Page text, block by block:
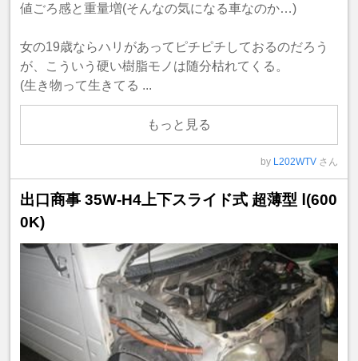
値ごろ感と重量増(そんなの気になる車なのか…)
女の19歳ならハリがあってピチピチしておるのだろう
が、こういう硬い樹脂モノは随分枯れてくる。
(生き物って生きてる ...
もっと見る
by L202WTV さん
出口商事 35W-H4上下スライド式 超薄型 Ⅰ(600
0K)